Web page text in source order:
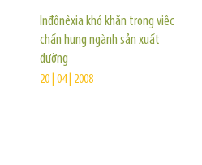
Inđônêxia khó khăn trong việc
chấn hưng ngành sản xuất
đường
20 | 04 | 2008